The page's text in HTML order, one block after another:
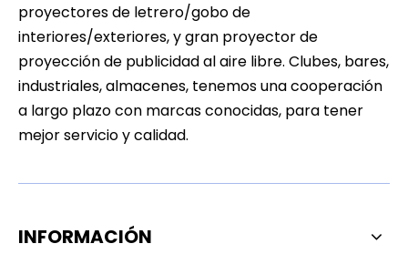
proyectores de letrero/gobo de
interiores/exteriores, y gran proyector de
proyección de publicidad al aire libre. Clubes, bares,
industriales, almacenes, tenemos una cooperación
a largo plazo con marcas conocidas, para tener
mejor servicio y calidad.
INFORMACIÓN